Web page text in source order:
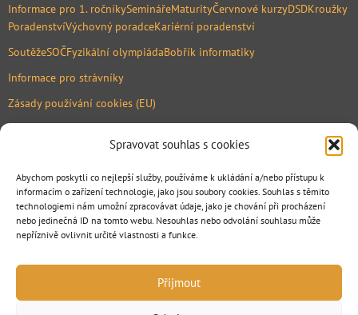
Spravovat souhlas s cookies
Abychom poskytli co nejlepší služby, používáme k ukládání a/nebo přístupu k
informacím o zařízení technologie, jako jsou soubory cookies. Souhlas s těmito
technologiemi nám umožní zpracovávat údaje, jako je chování při procházení
nebo jedinečná ID na tomto webu. Nesouhlas nebo odvolání souhlasu může
nepříznivě ovlivnit určité vlastnosti a funkce.
Přijmout
Informace pro 1. ročníkySeminářeMaturityČervnové kurzyDSDKroužky
PoradenstvíVýchovný poradceKariérní poradenství
SoutěžeSOČFyzikální olympiádaBobřík informatiky
Informace pro strávníky
Zásady používání cookies (EU)